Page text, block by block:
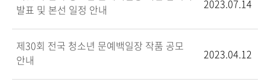
발표 및 본선 일정 안내
2023.07.14
제30회 전국 청소년 문예백일장 작품 공모
안내
2023.04.12